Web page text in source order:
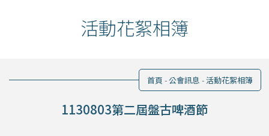
活動花絮相簿
首頁 公會訊息 活動花絮相簿
1130803第二屆盤古啤酒節